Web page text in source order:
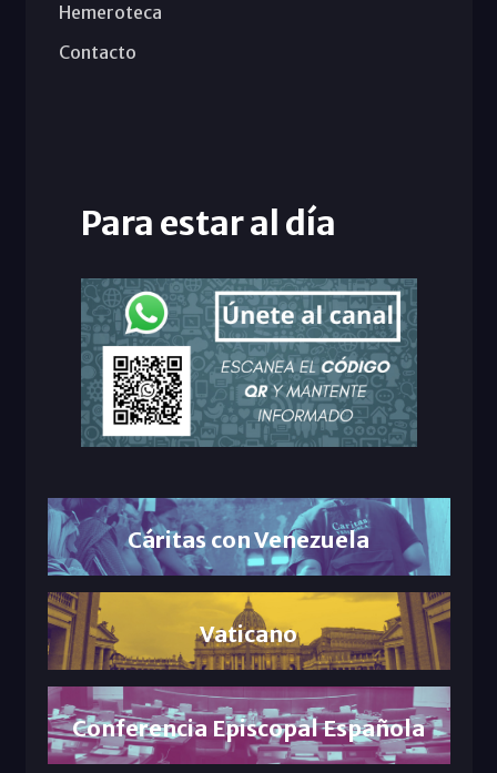
Hemeroteca
Contacto
Para estar al día
Cáritas con Venezuela
Vaticano
Conferencia Episcopal Española